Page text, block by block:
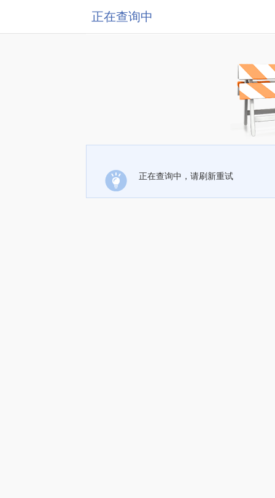
正在查询中
正在查询中，请刷新重试